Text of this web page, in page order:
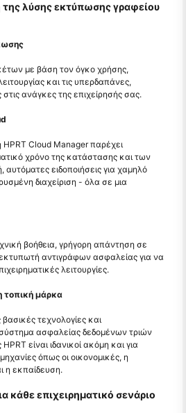
λύσης εκτύπωσης γραφείου
με βάση τον όγκο χρήσης,
και τις υπερδαπάνες,
ανάγκες της επιχείρησής σας.
Cloud Manager παρέχει
χρόνο της κατάστασης και των
ειδοποιήσεις για χαμηλό
διαχείριση - όλα σε μια
βοήθεια, γρήγορη απάντηση σε
αντιγράφων ασφαλείας για να
λειτουργίες.
τοπική μάρκα
τεχνολογίες και
ασφαλείας δεδομένων τριών
είναι ιδανικοί ακόμη και για
όπως οι οικονομικές, η
η εκπαίδευση.
κάθε επιχειρηματικό σενάριο